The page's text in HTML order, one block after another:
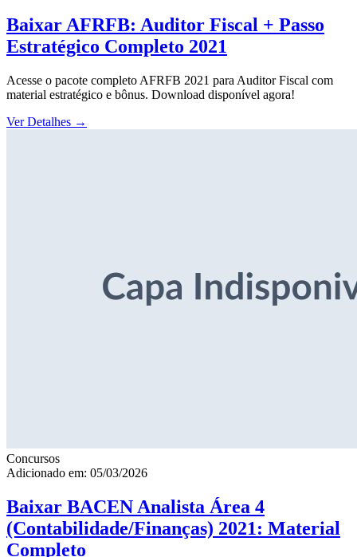
Baixar AFRFB: Auditor Fiscal + Passo
Estratégico Completo 2021
Acesse o pacote completo AFRFB 2021 para Auditor Fiscal com
material estratégico e bônus. Download disponível agora!
Ver Detalhes →
Concursos
Adicionado em: 05/03/2026
Baixar BACEN Analista Área 4
(Contabilidade/Finanças) 2021: Material
Completo